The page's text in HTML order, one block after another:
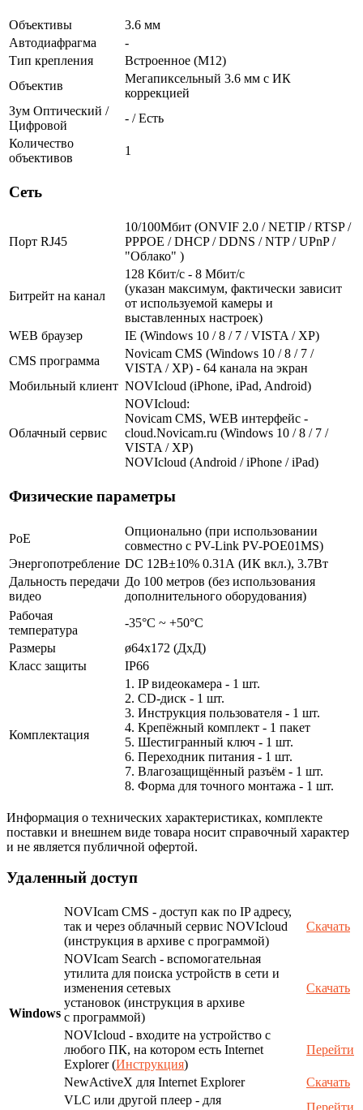
Объективы
3.6 мм
Автодиафрагма
-
Тип крепления
Встроенное (М12)
Объектив
Мегапиксельный 3.6 мм c ИК
коррекцией
Зум Оптический /
Цифровой
- / Есть
Количество
объективов
1
Сеть
Порт RJ45
10/100Мбит (ONVIF 2.0 / NETIP / RTSP /
PPPOE / DHCP / DDNS / NTP / UPnP /
"Облако" )
Битрейт на канал
128 Кбит/с - 8 Мбит/с
(указан максимум, фактически зависит
от используемой камеры и
выставленных настроек)
WEB браузер
IE (Windows 10 / 8 / 7 / VISTA / XP)
CMS программа
Novicam CMS (Windows 10 / 8 / 7 /
VISTA / XP) - 64 канала на экран
Мобильный клиент NOVIcloud (iPhone, iPad, Android)
Облачный сервис
NOVIcloud:
Novicam CMS, WEB интерфейс -
cloud.Novicam.ru (Windows 10 / 8 / 7 /
VISTA / XP)
NOVIcloud (Android / iPhone / iPad)
Физические параметры
PoE
Опционально (при использовании
совместно с PV-Link PV-POE01MS)
Энергопотребление DC 12В±10% 0.31А (ИК вкл.), 3.7Вт
Дальность передачи
видео
До 100 метров (без использования
дополнительного оборудования)
Рабочая
температура
-35°С ~ +50°С
Размеры
ø64х172 (ДхД)
Класс защиты
IP66
Комплектация
1. IP видеокамера - 1 шт.
2. СD-диск - 1 шт.
3. Инструкция пользователя - 1 шт.
4. Крепёжный комплект - 1 пакет
5. Шестигранный ключ - 1 шт.
6. Переходник питания - 1 шт.
7. Влагозащищённый разъём - 1 шт.
8. Форма для точного монтажа - 1 шт.
Информация о технических характеристиках, комплекте
поставки и внешнем виде товара носит справочный характер
и не является публичной офертой.
Удаленный доступ
Windows
NOVIcam CMS - доступ как по IP адресу,
так и через облачный сервис NOVIcloud
(инструкция в архиве с программой)
Скачать
NOVIcam Search - вспомогательная
утилита для поиска устройств в сети и
изменения сетевых
установок (инструкция в архиве
с программой)
Скачать
NOVIcloud - входите на устройство с
любого ПК, на котором есть Internet
Explorer (Инструкция)
Перейти
NewActiveX для Internet Explorer
Скачать
VLC или другой плеер - для